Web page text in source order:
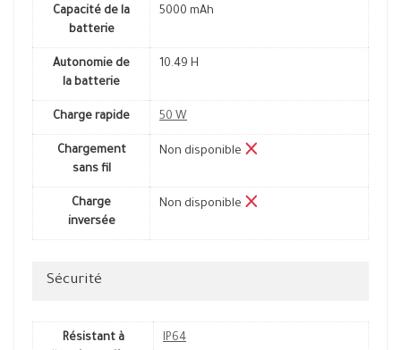
Capacité de la
batterie
5000 mAh
Autonomie de
la batterie
10.49 H
Charge rapide 50 W
Chargement
sans fil
Non disponible
Charge
inversée
Non disponible
Sécurité
Résistant à
IP64